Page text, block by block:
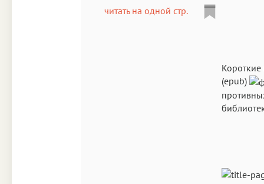
читать на одной стр.
Короткие
(epub)